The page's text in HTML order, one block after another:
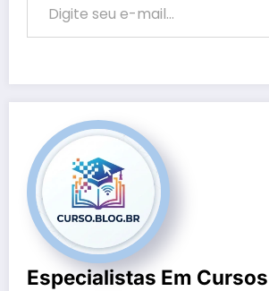
Especialistas Em Cursos |